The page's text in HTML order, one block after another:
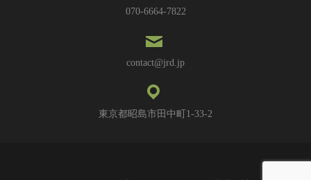
070-6664-7822
contact@jrd.jp
東京都昭島市田中町1-33-2